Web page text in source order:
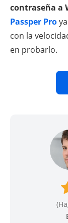
contraseña a
Passper Pro
con la
en probarlo.